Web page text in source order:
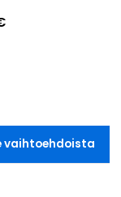
vaihtoehdoista